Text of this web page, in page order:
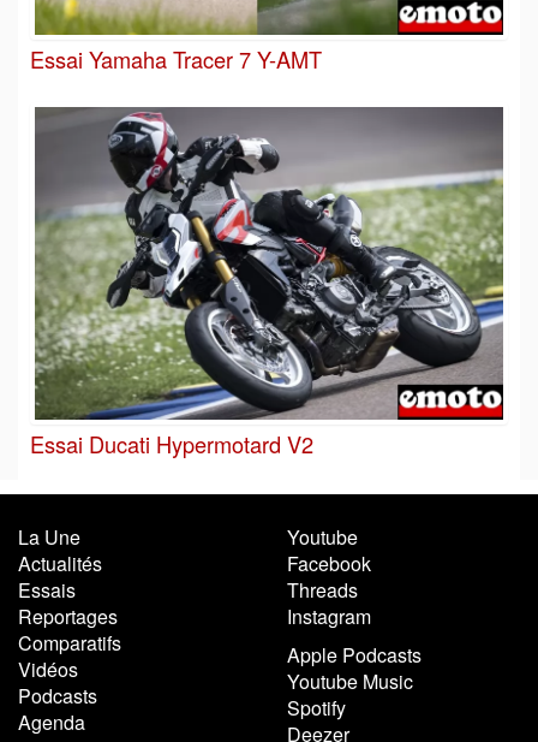
Essai Yamaha Tracer 7 Y-AMT
Essai Ducati Hypermotard V2
La Une
Actualités
Essais
Reportages
Comparatifs
Vidéos
Podcasts
Agenda
Youtube
Facebook
Threads
Instagram
Apple Podcasts
Youtube Music
Spotify
Deezer